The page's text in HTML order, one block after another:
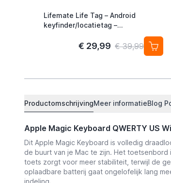
Lifemate Life Tag – Android
keyfinder/locatietag –
Android/Google Find My Device –
€ 29,99 € 39,99
ProductomschrijvingMeer informatieBlog
Apple Magic Keyboard QWERTY US
Dit Apple Magic Keyboard is volledig
de buurt van je Mac te zijn. Het
toets zorgt voor meer stabiliteit, terwijl de
oplaadbare batterij gaat ongelofelijk lang
indeling.